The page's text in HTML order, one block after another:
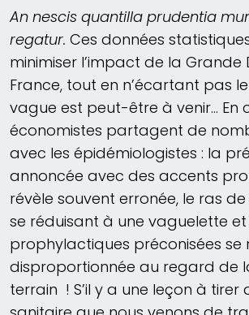
An nescis quantilla prudentia
regatur. Ces données
minimiser l’impact de la Grande
France, tout en n’écartant pas
vague est peut-être à venir… En
économistes partagent de
avec les épidémiologistes : la
annoncée avec des accents
révèle souvent erronée, le ras
se réduisant à une vaguelette et
prophylactiques préconisées se
disproportionnée au regard de
terrain ! S’il y a une leçon à tirer